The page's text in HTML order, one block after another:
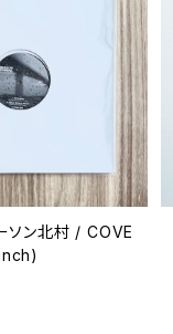
ソン北村 / COVE
(12inch)